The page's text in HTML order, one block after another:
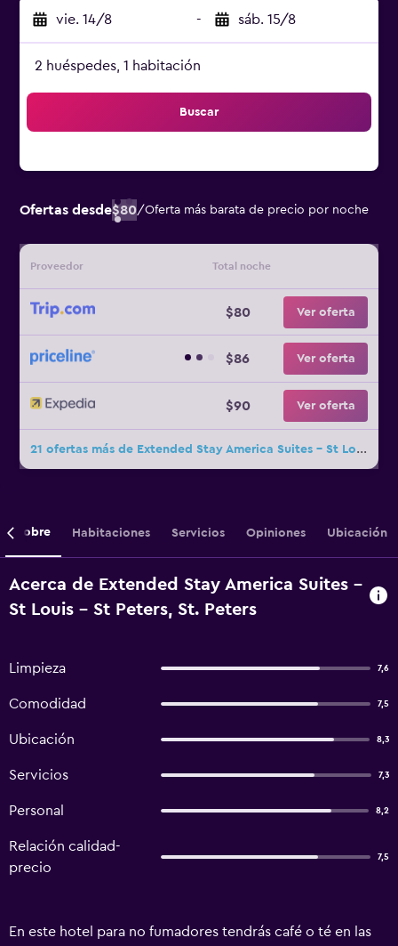
vie. 14/8 - sáb. 15/8
2 huéspedes, 1 habitación
Buscar
Ofertas desde$80/Oferta más barata de precio por noche
Proveedor Total noche
$80 Ver oferta
$86 Ver oferta
$90 Ver oferta
21 ofertas más de Extended Stay America Suites - St Louis - St Peters
Sobre Habitaciones Servicios Opiniones Ubicación
Acerca de Extended Stay America Suites -
St Louis - St Peters, St. Peters
Limpieza 7,6
Comodidad 7,5
Ubicación 8,3
Servicios 7,3
Personal 8,2
Relación calidad-
precio
7,5
En este hotel para no fumadores tendrás café o té en las